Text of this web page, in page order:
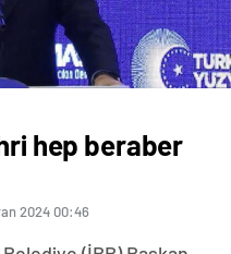
hep beraber
2024 00:46